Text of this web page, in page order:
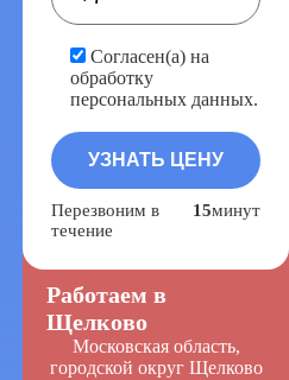
Согласен(а) на
обработку
персональных данных.
Перезвоним в
течение
15минут
Работаем в
Щелково
Московская область,
городской округ Щелково